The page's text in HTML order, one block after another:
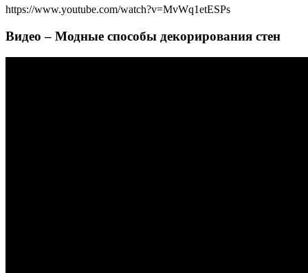
https://www.youtube.com/watch?v=MvWq1etESPs
Видео – Модные способы декорирования стен